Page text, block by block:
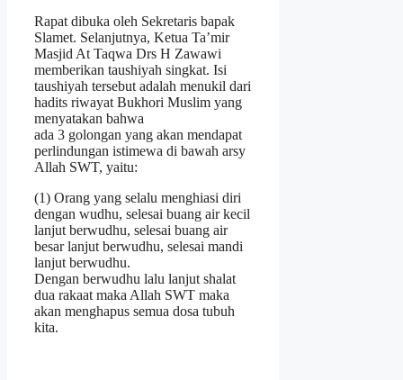
Rapat dibuka oleh Sekretaris bapak
Slamet. Selanjutnya, Ketua Ta’mir
Masjid At Taqwa Drs H Zawawi
memberikan taushiyah singkat. Isi
taushiyah tersebut adalah menukil dari
hadits riwayat Bukhori Muslim yang
menyatakan bahwa
ada 3 golongan yang akan mendapat
perlindungan istimewa di bawah arsy
Allah SWT, yaitu:
(1) Orang yang selalu menghiasi diri
dengan wudhu, selesai buang air kecil
lanjut berwudhu, selesai buang air
besar lanjut berwudhu, selesai mandi
lanjut berwudhu.
Dengan berwudhu lalu lanjut shalat
dua rakaat maka Allah SWT maka
akan menghapus semua dosa tubuh
kita.